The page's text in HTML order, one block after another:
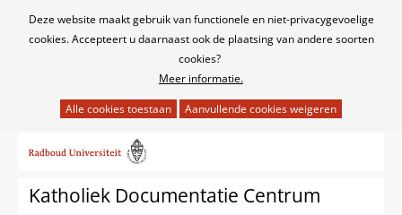
Cookies
Deze website maakt gebruik van functionele en niet-privacygevoelige
cookies. Accepteert u daarnaast ook de plaatsing van andere soorten
cookies?
Meer informatie.
het
van
cookies
naar
inhoudKatholiek Documentatie Centrum